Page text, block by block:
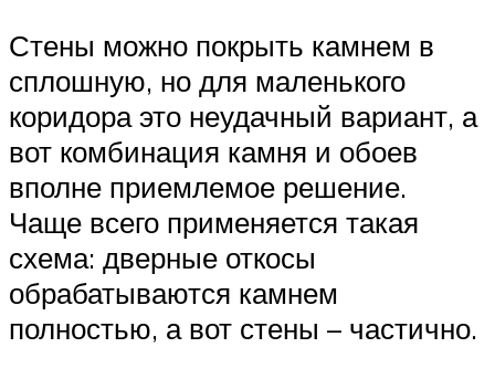
Стены можно покрыть камнем в
сплошную, но для маленького
коридора это неудачный вариант, а
вот комбинация камня и обоев
вполне приемлемое решение.
Чаще всего применяется такая
схема: дверные откосы
обрабатываются камнем
полностью, а вот стены – частично.